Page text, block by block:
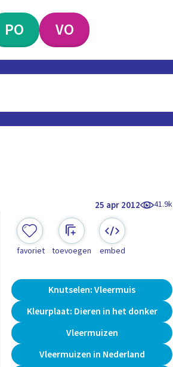
PO VO
25 apr 2012 41.9k
favoriet toevoegen embed
Knutselen: Vleermuis
Kleurplaat: Dieren in het donker
Vleermuizen
Vleermuizen in Nederland